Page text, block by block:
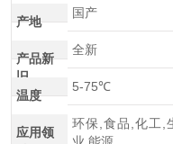
产地
国产
产品新
旧
全新
温度
5-75℃
应用领
环保,食品,化工,
业,能源